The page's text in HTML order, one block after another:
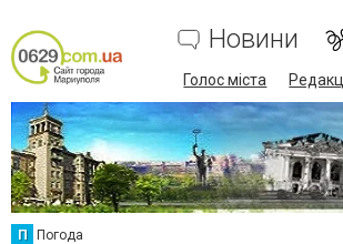
Новини
Голос міста
П Погода